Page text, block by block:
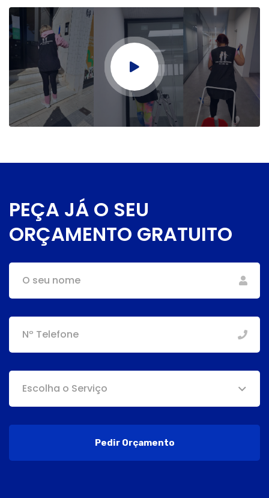
PEÇA JÁ O SEU
ORÇAMENTO GRATUITO
Escolha o Serviço
Pedir Orçamento